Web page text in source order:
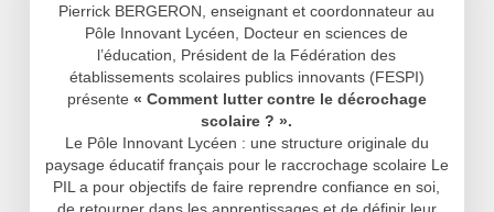
Pierrick BERGERON, enseignant et coordonnateur au
Pôle Innovant Lycéen, Docteur en sciences de
l’éducation, Président de la Fédération des
établissements scolaires publics innovants (FESPI)
présente « Comment lutter contre le décrochage
scolaire ? ».
Le Pôle Innovant Lycéen : une structure originale du
paysage éducatif français pour le raccrochage scolaire Le
PIL a pour objectifs de faire reprendre confiance en soi,